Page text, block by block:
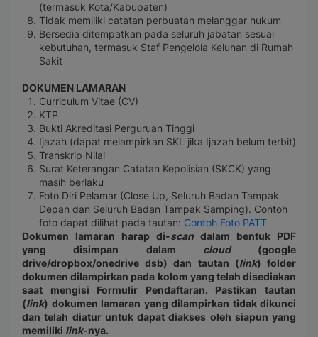
(termasuk Kota/Kabupaten)
Tidak memiliki catatan perbuatan melanggar hukum
Bersedia ditempatkan pada seluruh jabatan sesuai
kebutuhan, termasuk Staf Pengelola Keluhan di Rumah
Sakit
DOKUMEN LAMARAN
Curriculum Vitae (CV)
KTP
Bukti Akreditasi Perguruan Tinggi
Ijazah (dapat melampirkan SKL jika Ijazah belum terbit)
Transkrip Nilai
Surat Keterangan Catatan Kepolisian (SKCK) yang
masih berlaku
Foto Diri Pelamar (Close Up, Seluruh Badan Tampak
Depan dan Seluruh Badan Tampak Samping). Contoh
foto dapat dilihat pada tautan: Contoh Foto PATT
Dokumen lamaran harap di-scan dalam bentuk PDF
yang disimpan dalam cloud(google
drive/dropbox/onedrive dsb) dan tautan (link) folder
dokumen dilampirkan pada kolom yang telah disediakan
saat mengisi Formulir Pendaftaran. Pastikan tautan
(link) dokumen lamaran yang dilampirkan tidak dikunci
dan telah diatur untuk dapat diakses oleh siapun yang
memiliki link-nya.